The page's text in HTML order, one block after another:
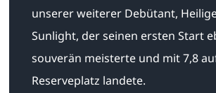
unserer weiterer Debütant,
Sunlight, der seinen ersten Start
souverän meisterte und mit 7,8
Reserveplatz landete.